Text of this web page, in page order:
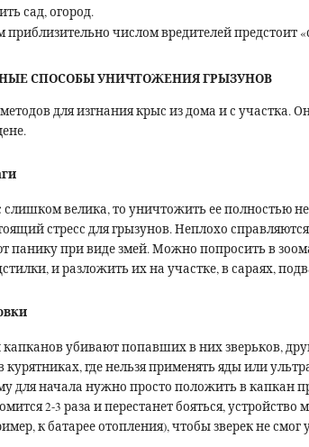
сад, огород.
приблизительно числом вредителей предстоит
СПОСОБЫ УНИЧТОЖЕНИЯ ГРЫЗУНОВ
для изгнания крыс из дома и с участка.
слишком велика, то уничтожить ее полностью
стресс для грызунов. Неплохо
при виде змей. Можно попросить в
и разложить их на участке, в сараях,
убивают попавших в них зверьков,
курятниках, где нельзя применять яды или
для начала нужно просто положить в капкан
2-3 раза и перестанет бояться,
к батарее отопления), чтобы зверек не смог